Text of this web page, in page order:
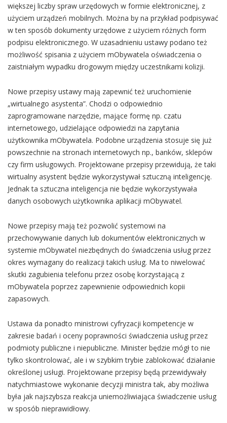
większej liczby spraw urzędowych w formie elektronicznej, z
użyciem urządzeń mobilnych. Można by na przykład podpisywać
w ten sposób dokumenty urzędowe z użyciem różnych form
podpisu elektronicznego. W uzasadnieniu ustawy podano też
możliwość spisania z użyciem mObywatela oświadczenia o
zaistniałym wypadku drogowym między uczestnikami kolizji.
Nowe przepisy ustawy mają zapewnić też uruchomienie
„wirtualnego asystenta”. Chodzi o odpowiednio
zaprogramowane narzędzie, mające formę np. czatu
internetowego, udzielające odpowiedzi na zapytania
użytkownika mObywatela. Podobne urządzenia stosuje się już
powszechnie na stronach internetowych np., banków, sklepów
czy firm usługowych. Projektowane przepisy przewidują, że taki
wirtualny asystent będzie wykorzystywał sztuczną inteligencję.
Jednak ta sztuczna inteligencja nie będzie wykorzystywała
danych osobowych użytkownika aplikacji mObywatel.
Nowe przepisy mają też pozwolić systemowi na
przechowywanie danych lub dokumentów elektronicznych w
systemie mObywatel niezbędnych do świadczenia usług przez
okres wymagany do realizacji takich usług. Ma to niwelować
skutki zagubienia telefonu przez osobę korzystającą z
mObywatela poprzez zapewnienie odpowiednich kopii
zapasowych.
Ustawa da ponadto ministrowi cyfryzacji kompetencje w
zakresie badań i oceny poprawności świadczenia usług przez
podmioty publiczne i niepubliczne. Minister będzie mógł to nie
tylko skontrolować, ale i w szybkim trybie zablokować działanie
określonej usługi. Projektowane przepisy będą przewidywały
natychmiastowe wykonanie decyzji ministra tak, aby możliwa
była jak najszybsza reakcja uniemożliwiająca świadczenie usług
w sposób nieprawidłowy.